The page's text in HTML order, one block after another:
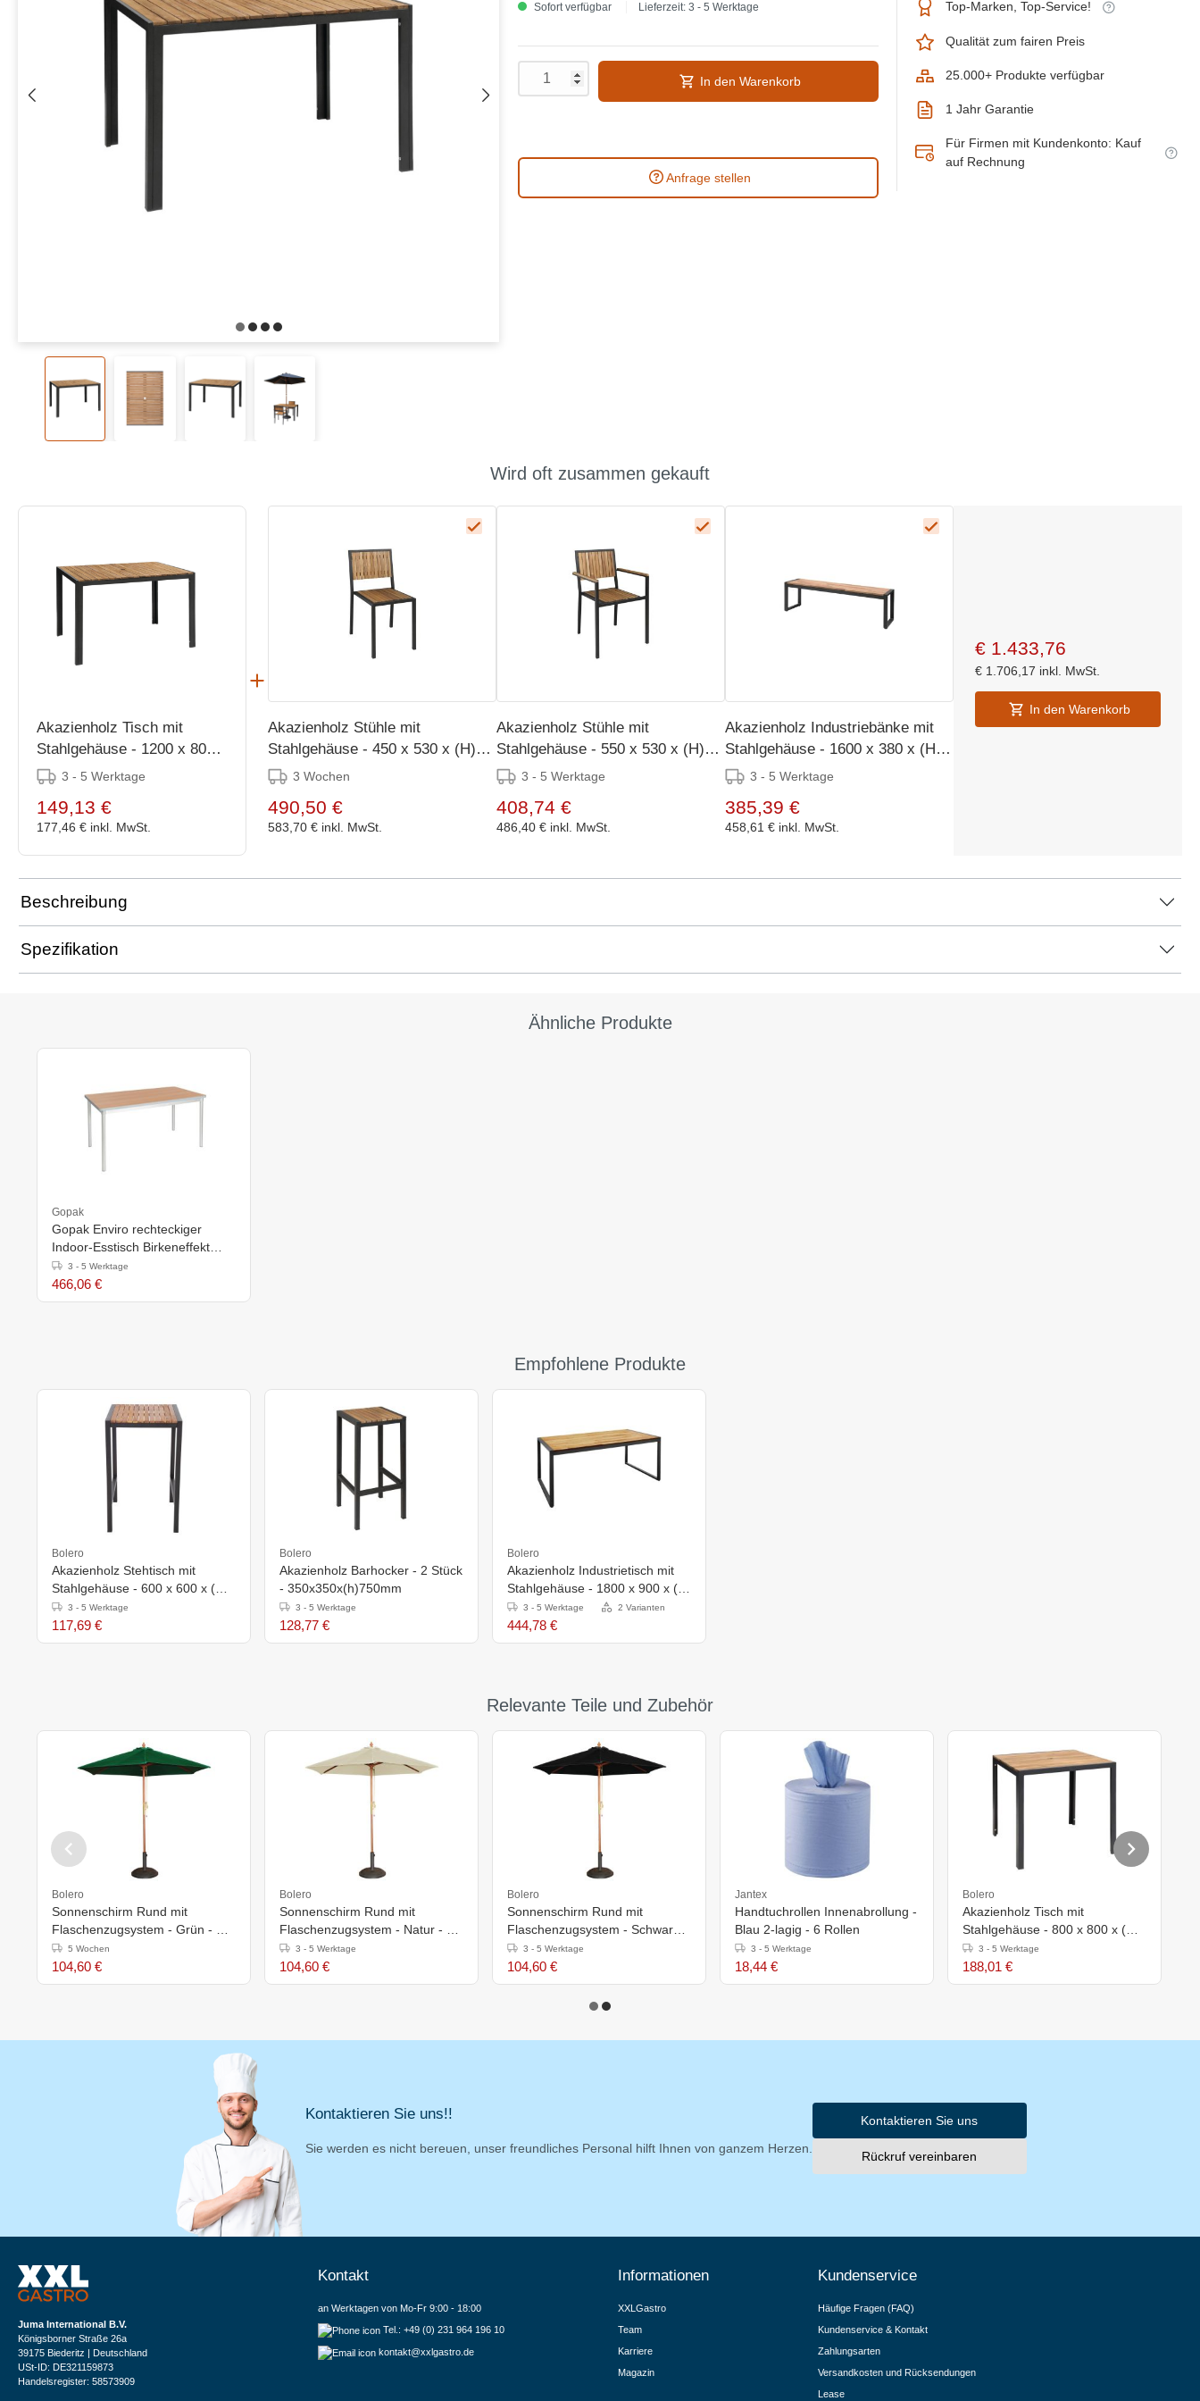
Sofort verfügbar Lieferzeit: 3 - 5 Werktage
In den Warenkorb
Anfrage stellen
Top-Marken, Top-Service!
Qualität zum fairen Preis
25.000+ Produkte verfügbar
1 Jahr Garantie
Für Firmen mit Kundenkonto: Kauf
auf Rechnung
Wird oft zusammen gekauft
Akazienholz Tisch mit
Stahlgehäuse - 1200 x 800 x
(H)740mm
3 - 5 Werktage
149,13 €
177,46 € inkl. MwSt.
Akazienholz Stühle mit
Stahlgehäuse - 450 x 530 x (H)
860 mm - 4 Stück
3 Wochen
490,50 €
583,70 € inkl. MwSt.
Akazienholz Stühle mit
Stahlgehäuse - 550 x 530 x (H)
860 mm - 4 Stück
3 - 5 Werktage
408,74 €
486,40 € inkl. MwSt.
Akazienholz Industriebänke mit
Stahlgehäuse - 1600 x 380 x (H)
450 mm - 2 Stück
3 - 5 Werktage
385,39 €
458,61 € inkl. MwSt.
€ 1.433,76
€ 1.706,17 inkl. MwSt.
In den Warenkorb
Beschreibung
Spezifikation
Ähnliche Produkte
Gopak
Gopak Enviro rechteckiger
Indoor-Esstisch Birkeneffekt
14mm3 - 5 Werktage
466,06 €
Empfohlene Produkte
Bolero
Akazienholz Stehtisch mit
Stahlgehäuse - 600 x 600 x (H)
1000 mm
3 - 5 Werktage
117,69 €
Bolero
Akazienholz Barhocker - 2 Stück
- 350x350x(h)750mm
3 - 5 Werktage
128,77 €
Bolero
Akazienholz Industrietisch mit
Stahlgehäuse - 1800 x 900 x (H)
740 mm
3 - 5 Werktage 2 Varianten
444,78 €
Relevante Teile und Zubehör
Bolero
Sonnenschirm Rund mit
Flaschenzugsystem - Grün - Ø
2,5 Meter
5 Wochen
104,60 €
Bolero
Sonnenschirm Rund mit
Flaschenzugsystem - Natur - Ø
2,5 Meter
3 - 5 Werktage
104,60 €
Bolero
Sonnenschirm Rund mit
Flaschenzugsystem - Schwarz -
Ø 2,5 Meter
3 - 5 Werktage
104,60 €
Jantex
Handtuchrollen Innenabrollung -
Blau 2-lagig - 6 Rollen
3 - 5 Werktage
18,44 €
Bolero
Akazienholz Tisch mit
Stahlgehäuse - 800 x 800 x (H)
740 mm
3 - 5 Werktage
188,01 €
Kontaktieren Sie uns!!
Sie werden es nicht bereuen, unser freundliches Personal hilft Ihnen von ganzem Herzen.
Kontaktieren Sie uns
Rückruf vereinbaren
Juma International B.V.
Königsborner Straße 26a
39175 Biederitz | Deutschland
USt-ID: DE321159873
Handelsregister: 58573909
Kontakt
an Werktagen von Mo-Fr 9:00 - 18:00
Tel.: +49 (0) 231 964 196 10
kontakt@xxlgastro.de
Informationen
XXLGastro
Team
Karriere
Magazin
Kundenservice
Häufige Fragen (FAQ)
Kundenservice & Kontakt
Zahlungsarten
Versandkosten und Rücksendungen
Lease